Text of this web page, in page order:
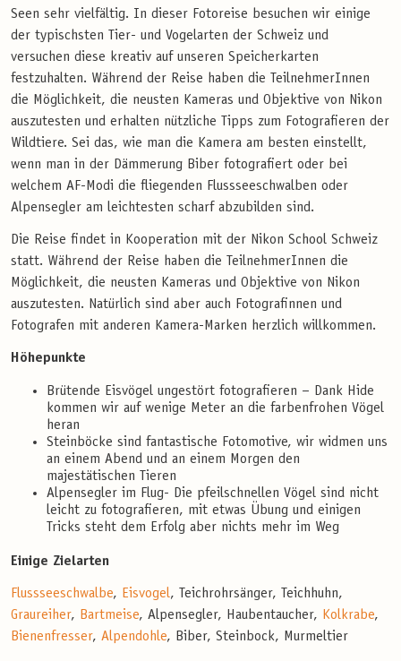
Seen sehr vielfältig. In dieser Fotoreise besuchen wir einige
der typischsten Tier- und Vogelarten der Schweiz und
versuchen diese kreativ auf unseren Speicherkarten
festzuhalten. Während der Reise haben die TeilnehmerInnen
die Möglichkeit, die neusten Kameras und Objektive von Nikon
auszutesten und erhalten nützliche Tipps zum Fotografieren der
Wildtiere. Sei das, wie man die Kamera am besten einstellt,
wenn man in der Dämmerung Biber fotografiert oder bei
welchem AF-Modi die fliegenden Flussseeschwalben oder
Alpensegler am leichtesten scharf abzubilden sind.
Die Reise findet in Kooperation mit der Nikon School Schweiz
statt. Während der Reise haben die TeilnehmerInnen die
Möglichkeit, die neusten Kameras und Objektive von Nikon
auszutesten. Natürlich sind aber auch Fotografinnen und
Fotografen mit anderen Kamera-Marken herzlich willkommen.
Höhepunkte
Brütende Eisvögel ungestört fotografieren – Dank Hide
kommen wir auf wenige Meter an die farbenfrohen Vögel
heran
Steinböcke sind fantastische Fotomotive, wir widmen uns
an einem Abend und an einem Morgen den
majestätischen Tieren
Alpensegler im Flug- Die pfeilschnellen Vögel sind nicht
leicht zu fotografieren, mit etwas Übung und einigen
Tricks steht dem Erfolg aber nichts mehr im Weg
Einige Zielarten
Flussseeschwalbe, Eisvogel, Teichrohrsänger, Teichhuhn,
Graureiher, Bartmeise, Alpensegler, Haubentaucher, Kolkrabe,
Bienenfresser, Alpendohle, Biber, Steinbock, Murmeltier